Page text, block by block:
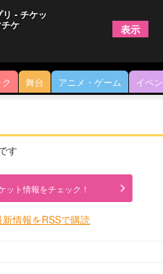
舞台 アニメ・ゲーム イベ
す
ット情報をチェック！
情報をRSSで購読
- チケッ
ケ 表示